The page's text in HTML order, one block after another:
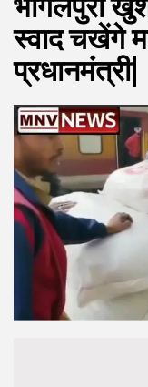
भागलपुरी
स्वाद चखेंगे
प्रधानमंत्री|